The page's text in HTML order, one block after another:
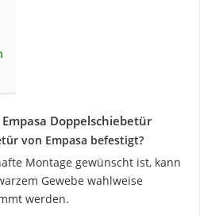
Doppelschiebetür
von Empasa befestigt?
Montage gewünscht ist, kann
Gewebe wahlweise
werden.